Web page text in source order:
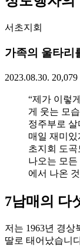
서초지회
가족의 울타리
2023.08.30. 20,079
“제가 이렇
게 웃는 모
정주부로
매일 재미
초지회 도
나오는 모
에서 나온
7남매의 다
저는 1963년 경상
딸로 태어났습니